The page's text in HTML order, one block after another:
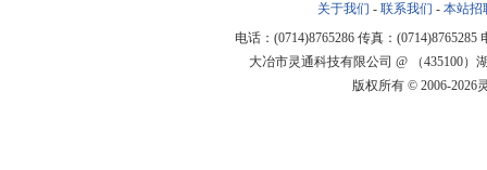
关于我们 - 联系我们 - 本站招
电话：(0714)8765286 传真：(0714)8765285
大冶市灵通科技有限公司 @ （435100
版权所有 © 2006-2026